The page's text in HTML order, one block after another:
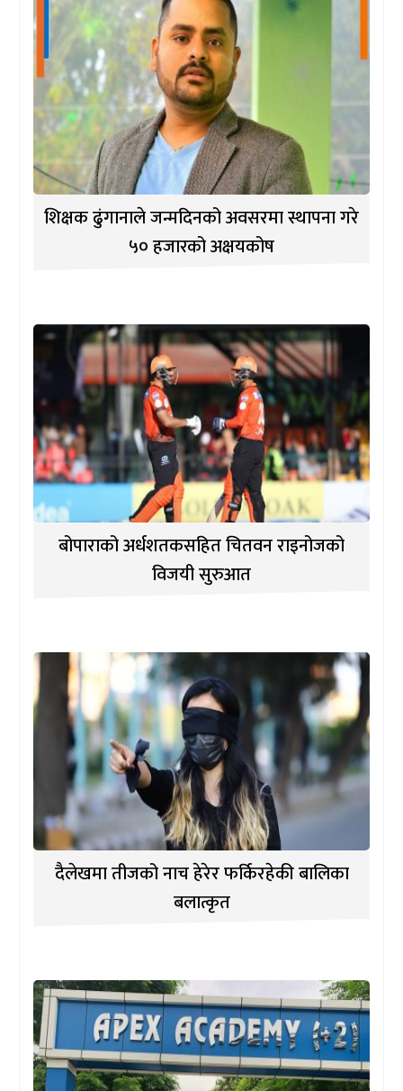
शिक्षक ढुंगानाले जन्मदिनको अवसरमा स्थापना गरे
५० हजारको अक्षयकोष
बोपाराको अर्धशतकसहित चितवन राइनोजको
विजयी सुरुआत
दैलेखमा तीजको नाच हेरेर फर्किरहेकी बालिका
बलात्कृत